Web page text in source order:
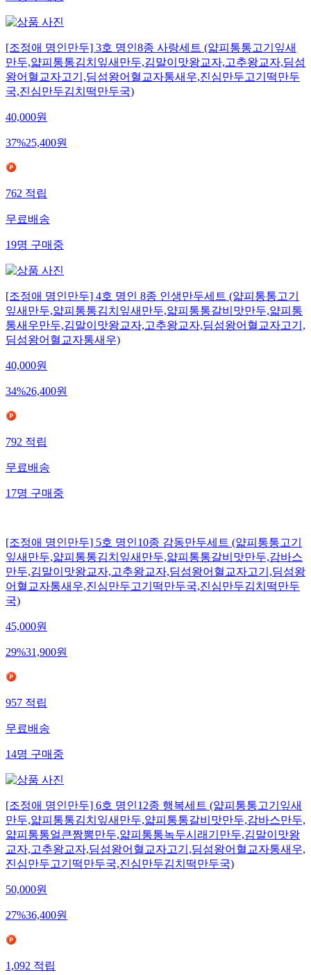
[조정애 명인만두] 3호 명인8종 사랑세트 (얇피통통고기잎새
만두,얇피통통김치잎새만두,김말이맛왕교자,고추왕교자,딤섬
왕어혈교자고기,딤섬왕어혈교자통새우,진심만두고기떡만두
국,진심만두김치떡만두국)
40,000원
37%25,400원
762적립
무료배송
19명구매중
[조정애 명인만두] 4호 명인 8종 인생만두세트 (얇피통통고기
잎새만두,얇피통통김치잎새만두,얇피통통갈비맛만두,얇피통
통새우만두,김말이맛왕교자,고추왕교자,딤섬왕어혈교자고기,
딤섬왕어혈교자통새우)
40,000원
34%26,400원
792적립
무료배송
17명구매중
[조정애 명인만두] 5호 명인10종 감동만두세트 (얇피통통고기
잎새만두,얇피통통김치잎새만두,얇피통통갈비맛만두,감바스
만두,김말이맛왕교자,고추왕교자,딤섬왕어혈교자고기,딤섬왕
어혈교자통새우,진심만두고기떡만두국,진심만두김치떡만두
국)
45,000원
29%31,900원
957적립
무료배송
14명구매중
[조정애 명인만두] 6호 명인12종 행복세트 (얇피통통고기잎새
만두,얇피통통김치잎새만두,얇피통통갈비맛만두,감바스만두,
얇피통통얼큰짬뽕만두,얇피통통녹두시래기만두,김말이맛왕
교자,고추왕교자,딤섬왕어혈교자고기,딤섬왕어혈교자통새우,
진심만두고기떡만두국,진심만두김치떡만두국)
50,000원
27%36,400원
1,092적립